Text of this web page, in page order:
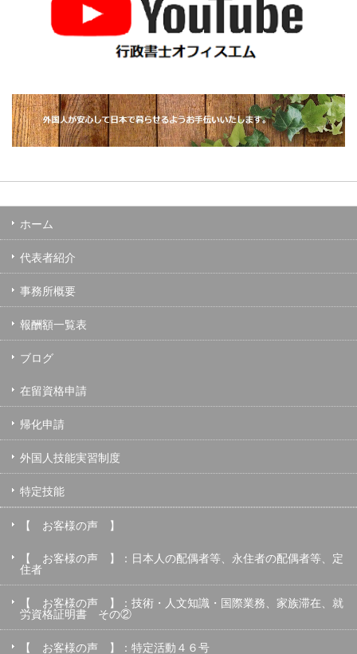
ホーム
代表者紹介
事務所概要
報酬額一覧表
ブログ
在留資格申請
帰化申請
外国人技能実習制度
特定技能
【 お客様の声 】
【 お客様の声 】：日本人の配偶者等、永住者の配偶者等、定
住者
【 お客様の声 】：技術・人文知識・国際業務、家族滞在、就
労資格証明書 その②
【 お客様の声 】：特定活動４６号